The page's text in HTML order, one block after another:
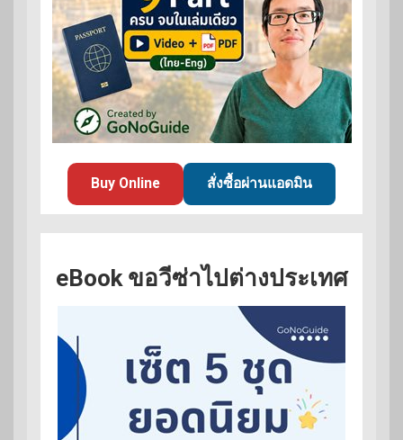
Buy Online สั่งซื้อผ่านแอดมิน
eBook ขอวีซ่าไปต่างประเทศ